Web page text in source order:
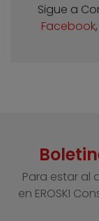
Sigue a
Facebook,
Para estar al
en EROSKI